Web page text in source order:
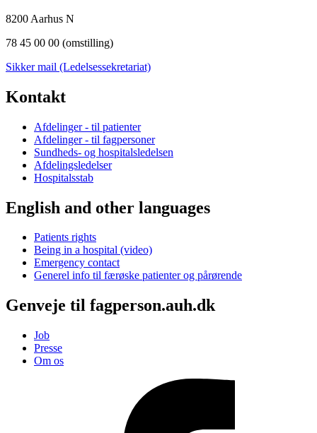
8200 Aarhus N
78 45 00 00 (omstilling)
Sikker mail (Ledelsessekretariat)
Kontakt
Afdelinger - til patienter
Afdelinger - til fagpersoner
Sundheds- og hospitalsledelsen
Afdelingsledelser
Hospitalsstab
English and other languages
Patients rights
Being in a hospital (video)
Emergency contact
Generel info til færøske patienter og pårørende
Genveje til fagperson.auh.dk
Job
Presse
Om os